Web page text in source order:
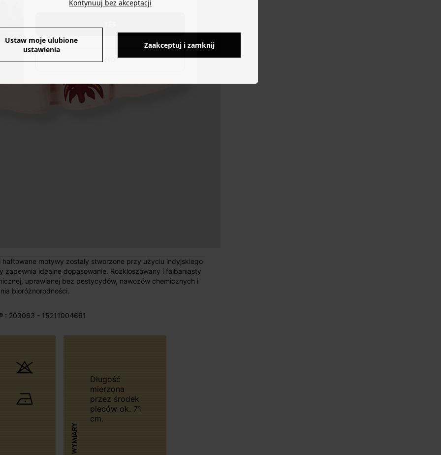
motywy zostały stworzone przy użyciu indyjskiego
zapewnia idealne dopasowanie. Rozkloszowany i falbaniasty
uprawianej bez pestycydów, nawozów chemicznych i
bioróżnorodności.
: 203063 - 15211004661
WYMIARY
Długość
mierzona
przez środek
pleców ok. 71
cm.
Kontynuuj bez akceptacji
Ustaw moje ulubione
ustawienia
Zaakceptuj i zamknij